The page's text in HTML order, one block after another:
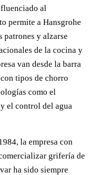
al
permite a Hansgrohe
patrones y alzarse
de la cocina y
van desde la barra
tipos de chorro
como el
el control del agua
la empresa con
grifería de
ha sido siempre